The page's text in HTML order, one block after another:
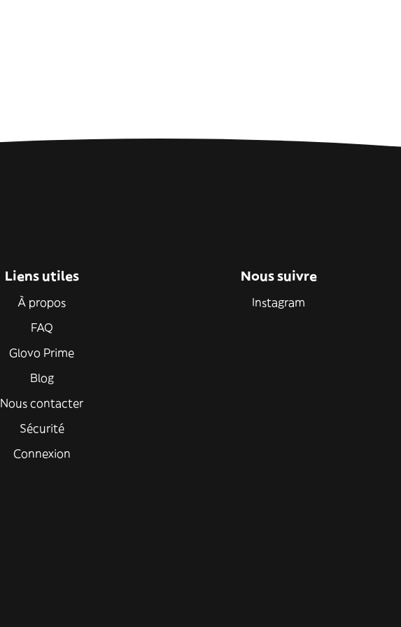
Liens utiles
À propos
FAQ
Glovo Prime
Blog
Nous contacter
Sécurité
Connexion
Nous suivre
Instagram